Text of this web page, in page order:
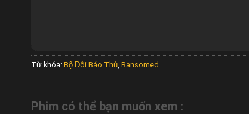
Từ khóa: Bộ Đôi Báo Thủ, Ransomed .
Phim có thể bạn muốn xem :